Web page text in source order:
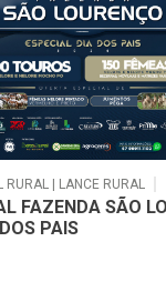
RURAL | LANCE RURAL
FAZENDA SÃO
PAIS